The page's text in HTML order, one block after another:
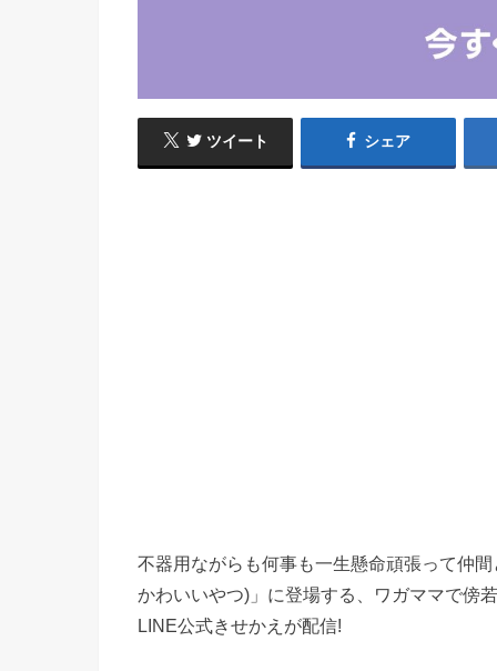
ツイート シェア
不器用ながらも何事も一生懸命頑張って仲
かわいいやつ)」に登場する、ワガママで傍
LINE公式きせかえが配信!